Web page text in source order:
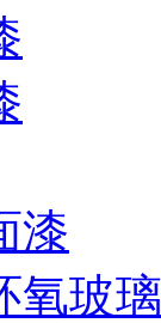
漆
氧玻